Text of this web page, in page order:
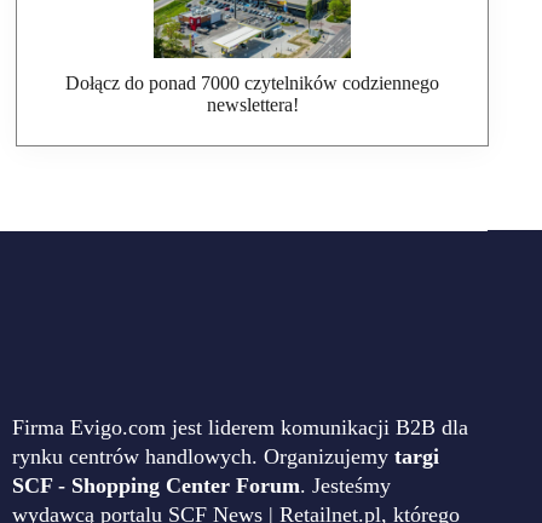
Dołącz do ponad 7000 czytelników codziennego
newslettera!
Firma Evigo.com jest liderem komunikacji B2B dla
rynku centrów handlowych. Organizujemy targi
SCF - Shopping Center Forum. Jesteśmy
wydawcą portalu SCF News | Retailnet.pl, którego